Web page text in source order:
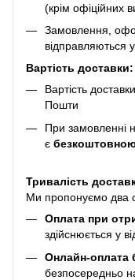
(крім офіційних
Замовлення,
відправляються
Вартість доставки:
Вартість
Пошти
При замовленні
є
Тривалість
Ми пропонуємо два
Оплата при
здійснюється у
Онлайн-оплата
безпосередньо